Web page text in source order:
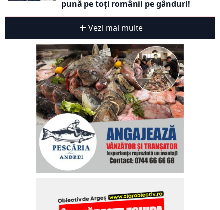
pună pe toți românii pe gânduri!
Vezi mai multe